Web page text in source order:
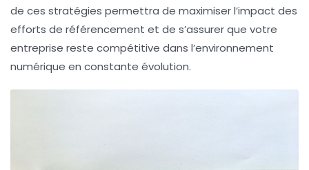
de ces stratégies permettra de maximiser l’impact des
efforts de référencement et de s’assurer que votre
entreprise reste compétitive dans l’environnement
numérique en constante évolution.